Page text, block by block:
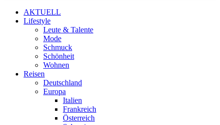
AKTUELL
Lifestyle
Leute & Talente
Mode
Schmuck
Schönheit
Wohnen
Reisen
Deutschland
Europa
Italien
Frankreich
Österreich